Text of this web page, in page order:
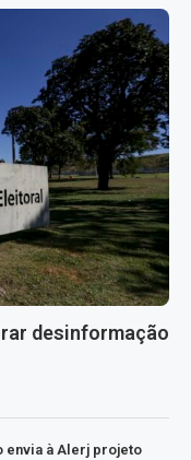
desinformação
envia à Alerj projeto